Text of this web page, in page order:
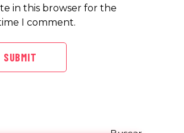
in this browser for the
I comment.
SUBMIT